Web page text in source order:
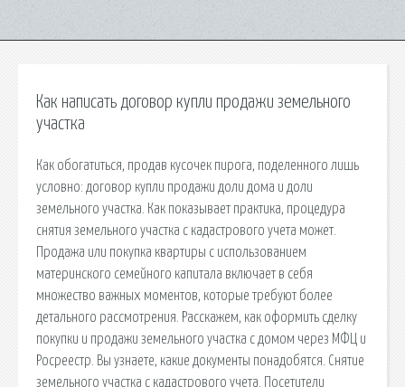
Как написать договор купли продажи земельного
участка
Как обогатиться, продав кусочек пирога, поделенного лишь
условно: договор купли продажи доли дома и доли
земельного участка. Как показывает практика, процедура
снятия земельного участка с кадастрового учета может.
Продажа или покупка квартиры с использованием
материнского семейного капитала включает в себя
множество важных моментов, которые требуют более
детального рассмотрения. Расскажем, как оформить сделку
покупки и продажи земельного участка с домом через МФЦ и
Росреестр. Вы узнаете, какие документы понадобятся. Снятие
земельного участка с кадастрового учета. Посетители